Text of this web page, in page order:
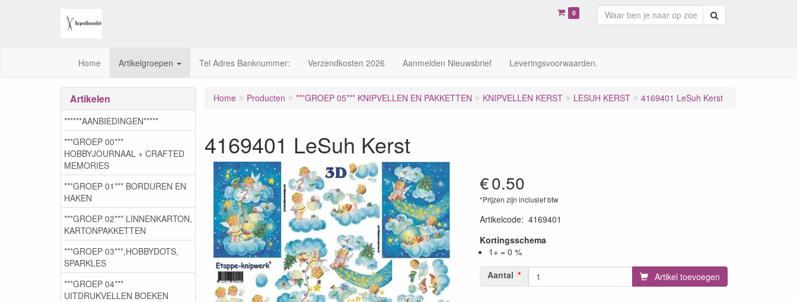
0
Home Artikelgroepen Tel Adres Banknummer: Verzendkosten 2026 Aanmelden Nieuwsbrief Leveringsvoorwaarden.
Home Producten ***GROEP 05*** KNIPVELLEN EN PAKKETTEN KNIPVELLEN KERST LESUH KERST 4169401 LeSuh Kerst
4169401 LeSuh Kerst
€0.50
*Prijzen zijn inclusief btw
Artikelcode: 4169401
Kortingsschema
1+ = 0 %
Aantal
Artikel toevoegen
Artikelen
******AANBIEDINGEN*****
***GROEP 00***
HOBBYJOURNAAL + CRAFTED
MEMORIES
***GROEP 01*** BORDUREN EN
HAKEN
***GROEP 02*** LINNENKARTON,
KARTONPAKKETTEN
***GROEP 03***,HOBBYDOTS,
SPARKLES
***GROEP 04***
UITDRUKVELLEN BOEKEN